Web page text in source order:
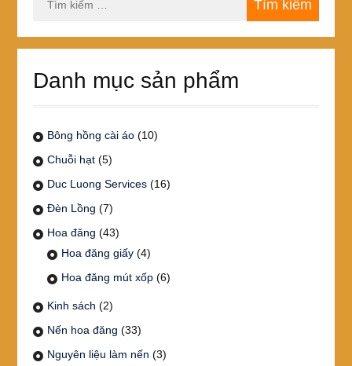
kiếm
Danh mục sản phẩm
Bông hồng cài áo (10)
Chuỗi hạt (5)
Duc Luong Services (16)
Đèn Lồng (7)
Hoa đăng (43)
Hoa đăng giấy (4)
Hoa đăng mút xốp (6)
Kinh sách (2)
Nến hoa đăng (33)
Nguyên liệu làm nến (3)